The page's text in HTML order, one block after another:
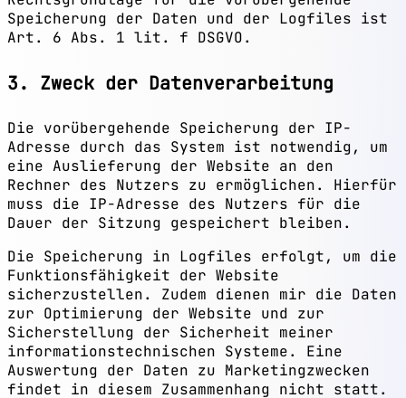
Speicherung der Daten und der Logfiles ist
Art. 6 Abs. 1 lit. f DSGVO.
3. Zweck der Datenverarbeitung
Die vorübergehende Speicherung der IP-
Adresse durch das System ist notwendig, um
eine Auslieferung der Website an den
Rechner des Nutzers zu ermöglichen. Hierfür
muss die IP-Adresse des Nutzers für die
Dauer der Sitzung gespeichert bleiben.
Die Speicherung in Logfiles erfolgt, um die
Funktionsfähigkeit der Website
sicherzustellen. Zudem dienen mir die Daten
zur Optimierung der Website und zur
Sicherstellung der Sicherheit meiner
informationstechnischen Systeme. Eine
Auswertung der Daten zu Marketingzwecken
findet in diesem Zusammenhang nicht statt.